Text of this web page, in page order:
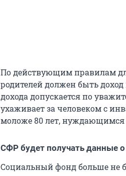
По действующим правилам
родителей должен быть
дохода допускается по
ухаживает за человеком с
моложе 80 лет, нуждающимся
СФР будет получать данные
Социальный фонд больше не